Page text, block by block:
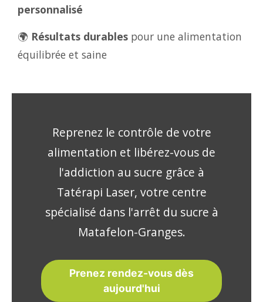
personnalisé
🌍 Résultats durables pour une alimentation
équilibrée et saine
Reprenez le contrôle de votre
alimentation et libérez-vous de
l'addiction au sucre grâce à
Tatérapi Laser, votre centre
spécialisé dans l'arrêt du sucre à
Matafelon-Granges.
Prenez rendez-vous dès
aujourd'hui